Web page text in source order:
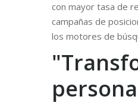
con mayor tasa de
campañas de
los motores de